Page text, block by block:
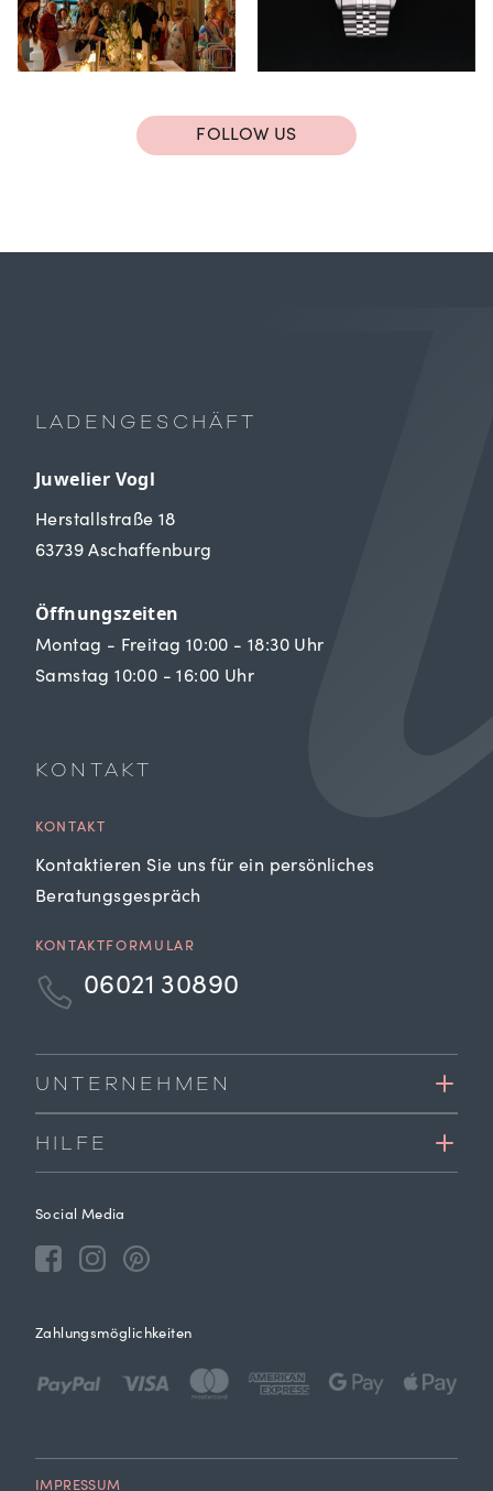
FOLLOW US
LADENGESCHÄFT
Juwelier Vogl
Herstallstraße 18
63739 Aschaffenburg
Öffnungszeiten
Montag - Freitag 10:00 - 18:30 Uhr
Samstag 10:00 - 16:00 Uhr
KONTAKT
KONTAKT
Kontaktieren Sie uns für ein persönliches
Beratungsgespräch
KONTAKTFORMULAR
06021 30890
UNTERNEHMEN
HILFE
Social Media
Zahlungsmöglichkeiten
IMPRESSUM